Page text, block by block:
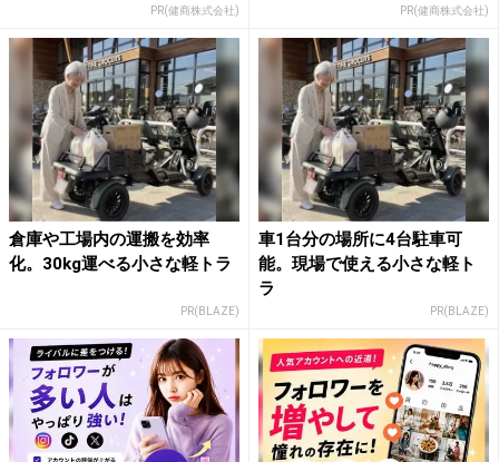
PR(健商株式会社) PR(健商株式会社)
倉庫や工場内の運搬を効率
化。30kg運べる小さな軽トラ
PR(BLAZE)
車1台分の場所に4台駐車可
能。現場で使える小さな軽ト
ラ
PR(BLAZE)